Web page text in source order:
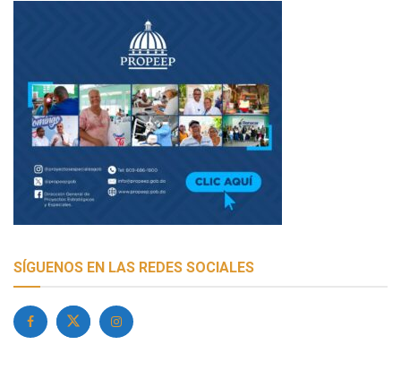
SÍGUENOS EN LAS REDES SOCIALES